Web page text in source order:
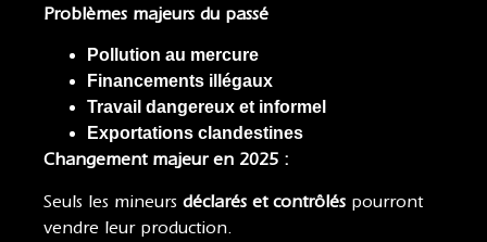
Problèmes majeurs du passé
Pollution au mercure
Financements illégaux
Travail dangereux et informel
Exportations clandestines
Changement majeur en 2025 :
Seuls les mineurs déclarés et contrôlés pourront
vendre leur production.